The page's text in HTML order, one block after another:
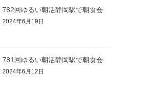
782回ゆるい朝活静岡駅で朝食会
2024年6月19日
781回ゆるい朝活静岡駅で朝食会
2024年6月12日